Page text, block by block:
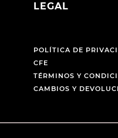
LEGAL
POLÍTICA DE
CFE
TÉRMINOS Y
CAMBIOS Y